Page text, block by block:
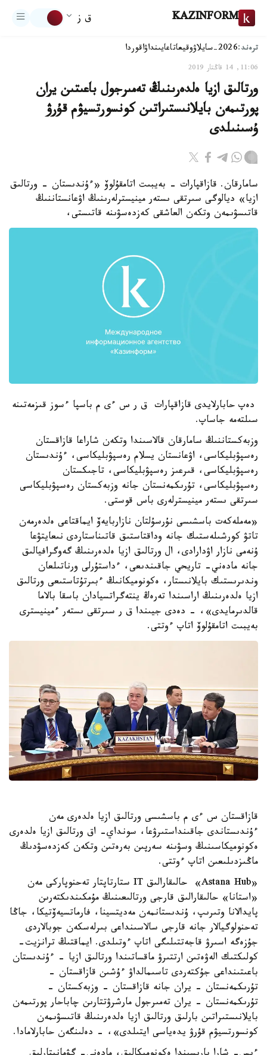
KAZINFORM ق ز
ترەند:2026-سايلاۋ وقيعاتاعايىنداۋاقوردا
11:06, 14 قاڭتار 2019
ورتالىق ازيا ەلدەرىنىڭ تەمىرجول باعىتىن يران
پورتىمەن بايلانىستىراتىن كونسورتسيۋم قۇرۋ
ۇسىنىلدى
سامارقان. قازاقپارات - بەيبىت اتامقۇلوۆ «ءۇندىستان - ورتالىق
ازيا» ديالوگى سىرتقى ىستەر مينيسترلەرىنىڭ اۋعانستاننىڭ
قاتىسۋىمەن وتكەن العاشقى كەزدەسۋىنە قاتىستى،
دەپ حابارلايدى قازاقپارات ق ر س ءى م باسپا ءسوز قىزمەتىنە
سىلتەمە جاساپ.
وزبەكستاننىڭ سامارقان قالاسىندا وتكەن شاراعا قازاقستان
رەسپۋبليكاسى، اۋعانستان يسلام رەسپۋبليكاسى، ءۇندىستان
رەسپۋبليكاسى، قىرعىز رەسپۋبليكاسى، تاجىكستان
رەسپۋبليكاسى، تۇرىكمەنستان جانە وزبەكستان رەسپۋبليكاسى
سىرتقى ىستەر مينيسترلەرى باس قوستى.
«مەملەكەت باسشىسى نۇرسۇلتان نازاربايەۆ ايماقتاعى ەلدەرمەن
تاتۋ كورشىلەستىك جانە وداقتاستىق قاتىناستاردى نىعايتۋعا
ۇنەمى نازار اۋدارادى، ال ورتالىق ازيا ەلدەرىنىڭ گەوگرافيالىق
جانە مادەني- تاريحي جاقىندىعى، ءداستۇرلى ورناتىلعان
وندىرىستىك بايلانىستار، ەكونوميكانىڭ ءبىرتۇتاستىعى ورتالىق
ازيا ەلدەرىنىڭ اراسىندا تەرەڭ ينتەگراتسيادان باسقا بالاما
قالدىرمايدى»، - دەدى جيىندا ق ر سىرتقى ىستەر ءمينيسترى
بەيبىت اتامقۇلوۆ اتاپ ءوتتى.
قازاقستان س ءى م باسشىسى ورتالىق ازيا ەلدەرى مەن
ءۇندىستاندى جاقىنداستىرۋعا، سونداي- اق ورتالىق ازيا ەلدەرى
ەكونوميكاسىنىڭ وسۋىنە سەرپىن بەرەتىن وتكەن كەزدەسۋدىڭ
ماڭىزدىلىعىن اتاپ ءوتتى.
«Astana Hub» حالىقارالىق IT ستارتاپتار تەحنوپاركى مەن
«استانا» حالىقارالىق قارجى ورتالىعىنىڭ مۇمكىندىكتەرىن
پايدالانا وتىرىپ، ۇندىستانمەن مەديتسينا، فارماتسيەۆتيكا، جاڭا
تەحنولوگيالار جانە قارجى سالاسىنداعى بىرلەسكەن جوبالاردى
جۇزەگە اسىرۋ قاجەتتىلىگى اتاپ ءوتىلدى. ايماقتىڭ ترانزيت-
كولىكتىك الەۋەتىن ارتتىرۋ ماقساتىندا ورتالىق ازيا - ءۇندىستان
باعىتىنداعى جۇكتەردى تاسىمالداۋ ءۇشىن قازاقستان -
تۇرىكمەنستان - يران جانە قازاقستان - وزبەكستان -
تۇرىكمەنستان - يران تەمىرجول مارشرۋتتارىن چاباحار پورتىمەن
بايلانىستىراتىن بارلىق ورتالىق ازيا ەلدەرىنىڭ قاتىسۋىمەن
كونسورتسيۋم قۇرۋ يدەياسى ايتىلدى»، - دەلىنگەن حابارلامادا.